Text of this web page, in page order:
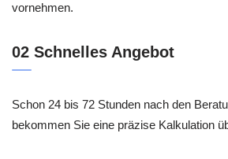
vornehmen.
02 Schnelles Angebot
Schon 24 bis 72 Stunden nach den
bekommen Sie eine präzise Kalkulation